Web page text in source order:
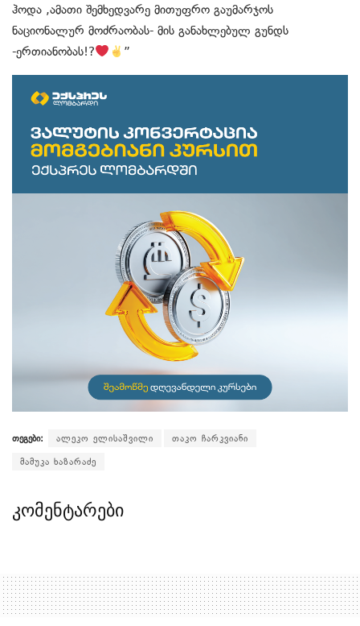
ჰოდა ,ამათი შემხედვარე მითუფრო გაუმარჯოს
ნაციონალურ მოძრაობას- მის განახლებულ გუნდს
-ერთიანობას!?
”
თეგები: ალეკო ელისაშვილი თაკო ჩარკვიანი
მამუკა ხაზარაძე
კომენტარები